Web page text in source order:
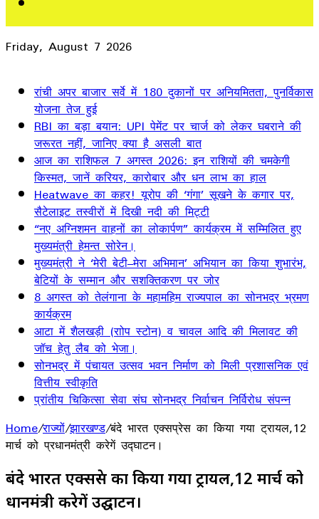
Friday, August 7 2026
रांची अपर बाजार सर्वे में 180 दुकानों पर अनियमितता, पुनर्विकास
योजना तेज हुई
RBI का बड़ा बयान: UPI पेमेंट पर चार्ज को लेकर घबराने की
जरूरत नहीं, जानिए क्या है असली बात
आज का राशिफल 7 अगस्त 2026: इन राशियों की चमकेगी
किस्मत, जानें करियर, कारोबार और धन लाभ का हाल
Heatwave का कहर! यूरोप की ‘गंगा’ सूखने के कगार पर,
सैटेलाइट तस्वीरों में दिखी नदी की मिट्टी
“नए अग्निशमन वाहनों का लोकार्पण” कार्यक्रम में सम्मिलित हुए
मुख्यमंत्री हेमन्त सोरेन।
मुख्यमंत्री ने ‘मेरी बेटी–मेरा अभिमान’ अभियान का किया शुभारंभ,
बेटियों के सम्मान और सशक्तिकरण पर जोर
8 अगस्त को तेलंगाना के महामहिम राज्यपाल का सोनभद्र भ्रमण
कार्यक्रम
आटा में शैलखड़ी (राोप स्टोन) व चावल आदि की मिलावट की
जॉच हेतु लैब को भेजा।
सोनभद्र में पंचायत उत्सव भवन निर्माण को मिली प्रशासनिक एवं
वित्तीय स्वीकृति
प्रांतीय चिकित्सा सेवा संघ सोनभद्र निर्वाचन निर्विरोध संपन्न
Home/राज्यों/झारखण्ड/बंदे भारत एक्सप्रेस का किया गया ट्रायल,12
मार्च को प्रधानमंत्री करेगें उद्घाटन।
बंदे भारत एक्सप्रेस का किया गया ट्रायल,12 मार्च को
प्रधानमंत्री करेगें उद्घाटन।